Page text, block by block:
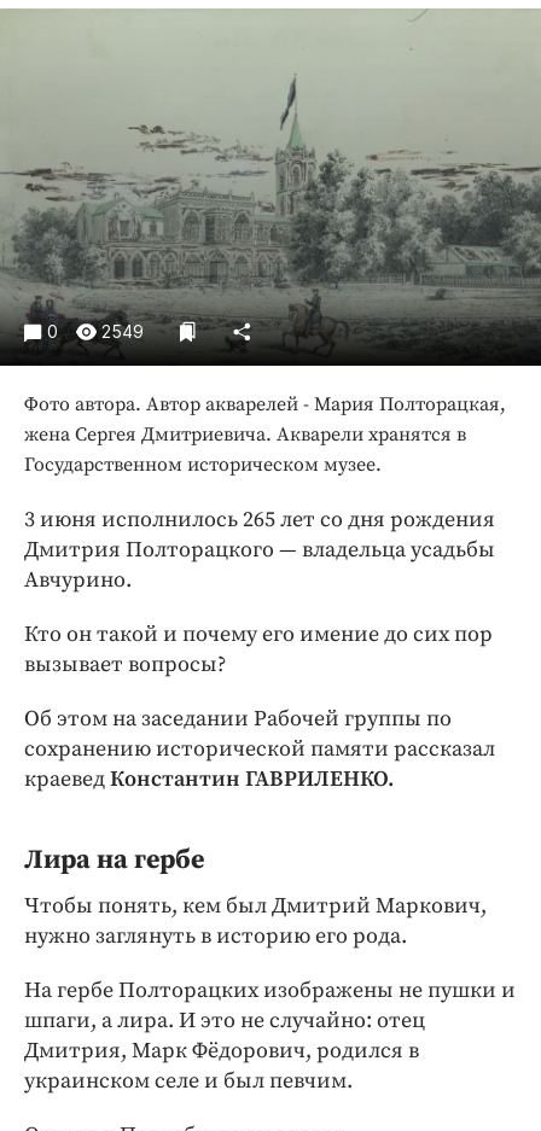
Общество
Погода
Праздники
Происшествия
Спорт
Экономика и бизнес
ПРОЕКТЫ
Блоги
Издания
Медиаперсона
Интересное чтиво
Клиника года
Бренд года
Работодатель года
0 2549
Фото автора. Автор акварелей - Мария Полторацкая,
жена Сергея Дмитриевича. Акварели хранятся в
Государственном историческом музее.
3 июня исполнилось 265 лет со дня рождения
Дмитрия Полторацкого — владельца усадьбы
Авчурино.
Кто он такой и почему его имение до сих пор
вызывает вопросы?
Об этом на заседании Рабочей группы по
сохранению исторической памяти рассказал
краеведКонстантин ГАВРИЛЕНКО.
Лира на гербе
Чтобы понять, кем был Дмитрий Маркович,
нужно заглянуть в историю его рода.
На гербе Полторацких изображены не пушки и
шпаги, а лира. И это не случайно: отец
Дмитрия, Марк Фёдорович, родился в
украинском селе и был певчим.